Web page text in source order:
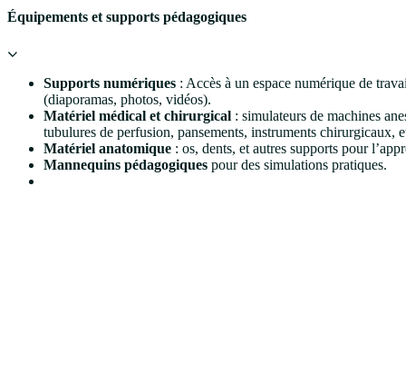
Équipements et supports pédagogiques
Supports numériques : Accès à un espace numérique de
(diaporamas, photos, vidéos).
Matériel médical et chirurgical : simulateurs de machines
tubulures de perfusion, pansements, instruments chirurgicaux,
Matériel anatomique : os, dents, et autres supports pour
Mannequins pédagogiques pour des simulations pratiques.